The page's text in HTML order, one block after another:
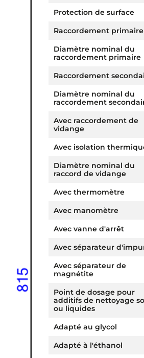
Protection de surface
Raccordement primaire
Diamètre nominal du
raccordement primaire
Raccordement
Diamètre nominal du
raccordement
Avec raccordement de
vidange
Avec isolation
Diamètre nominal du
raccord de vidange
Avec thermomètre
Avec manomètre
Avec vanne d'arrêt
Avec séparateur
Avec séparateur de
magnétite
Point de dosage pour
additifs de nettoyage
ou liquides
Adapté au glycol
Adapté à l'éthanol